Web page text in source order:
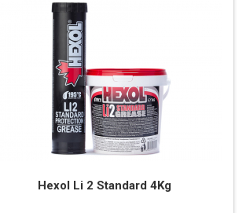
Hexol Li 2 Standard 4Kg